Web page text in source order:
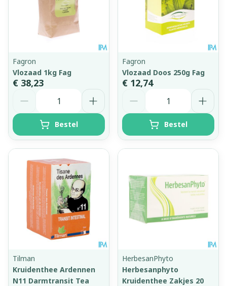
Fagron
Vlozaad 1kg Fag
€ 38,23
Bestel
Fagron
Vlozaad Doos 250g Fag
€ 12,74
Bestel
Tilman
Kruidenthee Ardennen
N11 Darmtransit Tea
HerbesanPhyto
Herbesanphyto
Kruidenthee Zakjes 20